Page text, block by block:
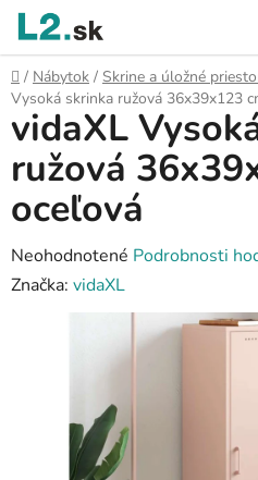
Prejsť
obsah
Domov
/ Nábytok / Skrine a úložné
Vysoká skrinka ružová 36x39x123
vidaXL
ružová
oceľová
Priemerné
hodnotenie
hviezdičiek.
Neohodnotené Podrobnosti
Značka: vidaXL